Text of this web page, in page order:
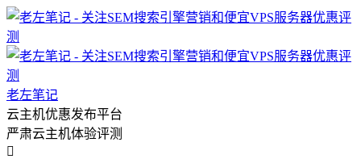
老左笔记
云主机优惠发布平台
严肃云主机体验评测
